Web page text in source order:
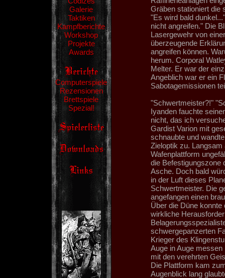
Galerie
Taktiken
Kampfberichte
Workshop
Projekte
Awards
Computerspiele
Rezensionen
Brettspiele
Spezial!
Gräben stationiert die
"Es wird bald
nicht angreifen." Die
Lasergewehr von
überzeugende
angreifen können.
herum. Corporal
Melter. Er war der
Angeblich war er ein
Sabotagemissionen
"Schwertmeister?!"
Iyanden fauchte
nicht, das ich
Gardist Varion mit
schnaubte und
Zieloptik zu.
Wafenplattform
die Befestigungszone
Asche. Doch bald
in der Luft dieses
Schwertmeister. Die
angefangen einen
Über die Düne
wirkliche
schwergepanzerten
Krieger des
Auge in Auge
mit den verehrten
Die Plattform kam
Augenblick lang